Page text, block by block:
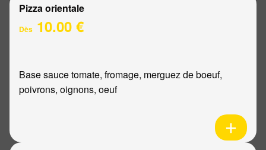
Pizza orientale
Dès 10.00 €
Base sauce tomate, fromage, merguez de boeuf,
poivrons, oignons, oeuf